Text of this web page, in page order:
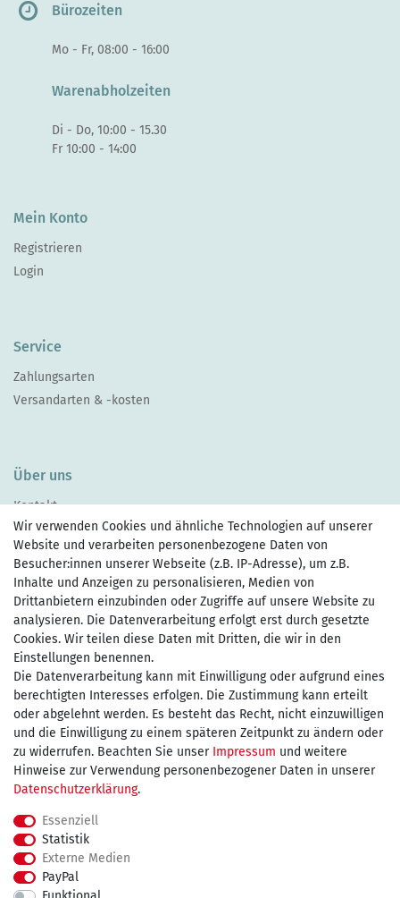
Bürozeiten
Mo - Fr, 08:00 - 16:00
Warenabholzeiten
Di - Do, 10:00 - 15.30
Fr 10:00 - 14:00
Mein Konto
Registrieren
Login
Service
Zahlungsarten
Versandarten & -kosten
Über uns
Kontakt
Zahlen Sie bequem per
Wir versenden mit
kostenfreie Lieferung
innerhalb Deutschland ab 75€
Impressum
Wir verwenden Cookies und ähnliche Technologien auf unserer
Website und verarbeiten personenbezogene Daten von
Besucher:innen unserer Webseite (z.B. IP-Adresse), um z.B.
Inhalte und Anzeigen zu personalisieren, Medien von
Drittanbietern einzubinden oder Zugriffe auf unsere Website zu
analysieren. Die Datenverarbeitung erfolgt erst durch gesetzte
Cookies. Wir teilen diese Daten mit Dritten, die wir in den
Einstellungen benennen.
Die Datenverarbeitung kann mit Einwilligung oder aufgrund eines
berechtigten Interesses erfolgen. Die Zustimmung kann erteilt
oder abgelehnt werden. Es besteht das Recht, nicht einzuwilligen
und die Einwilligung zu einem späteren Zeitpunkt zu ändern oder
zu widerrufen. Beachten Sie unser Impressum und weitere
Hinweise zur Verwendung personenbezogener Daten in unserer
Daten­schutz­erklärung.
Essenziell
Statistik
Externe Medien
PayPal